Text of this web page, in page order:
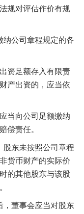
规对评估作价有规
公司章程规定的各
资足额存入有限责
产出资的，应当依
当向公司足额缴纳
偿责任。
东未按照公司章程
货币财产的实际价
的其他股东与该股
董事会应当对股东